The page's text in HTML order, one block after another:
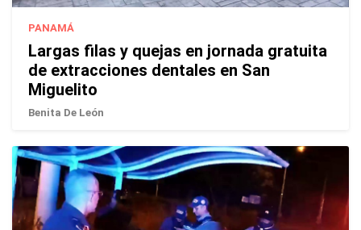
PANAMÁ
Largas filas y quejas en jornada gratuita
de extracciones dentales en San
Miguelito
Benita De León